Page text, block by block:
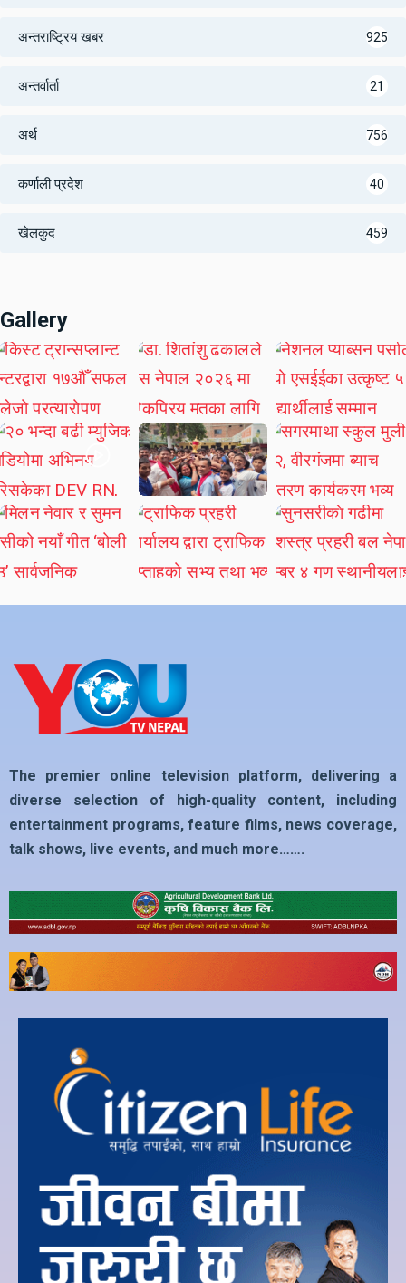
अन्तराष्ट्रिय खबर 925
अन्तर्वार्ता 21
अर्थ 756
कर्णाली प्रदेश 40
खेलकुद 459
Gallery
The premier online television platform, delivering a
diverse selection of high-quality content, including
entertainment programs, feature films, news coverage,
talk shows, live events, and much more…….